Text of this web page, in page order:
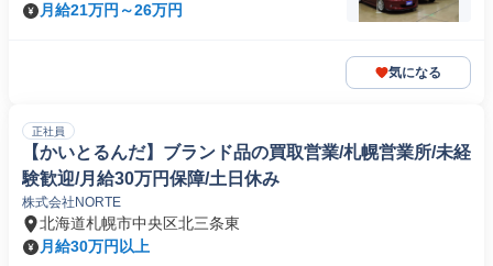
月給21万円～26万円
気になる
正社員
【かいとるんだ】ブランド品の買取営業/札幌営業所/未経
験歓迎/月給30万円保障/土日休み
株式会社NORTE
北海道札幌市中央区北三条東
月給30万円以上